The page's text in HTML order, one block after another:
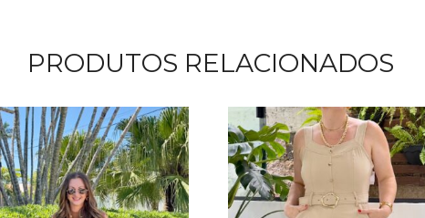
PRODUTOS RELACIONADOS